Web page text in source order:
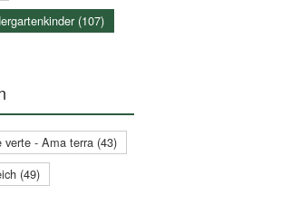
(107)
verte - Ama terra (43)
(49)